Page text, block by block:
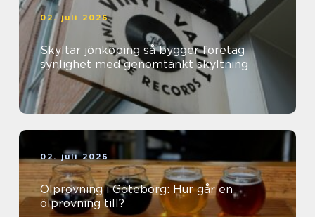
02. juli 2026
Skyltar jönköping så bygger företag
synlighet med genomtänkt skyltning
02. juli 2026
Ölprovning i Göteborg: Hur går en
ölprovning till?